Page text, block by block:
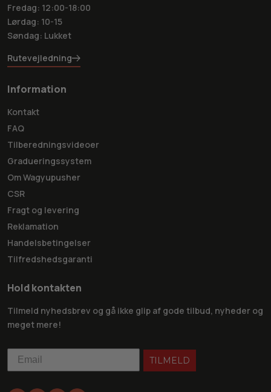
Fredag: 12:00-18:00
Lørdag: 10-15
Søndag: Lukket
Rutevejledning
Information
Kontakt
FAQ
Tilberedningsvideoer
Gradueringssystem
Om Wagyupusher
CSR
Fragt og levering
Reklamation
Handelsbetingelser
Tilfredshedsgaranti
Hold kontakten
Tilmeld nyhedsbrev og gå ikke glip af gode tilbud, nyheder og
meget mere!
TILMELD